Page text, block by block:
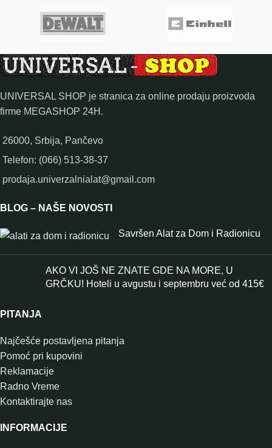
UNIVERSAL SHOP je stranica za online prodaju proizvoda
firme MEGASHOP 24H.
26000, Srbija, Pančevo
Telefon: (066) 513-38-37
prodaja.univerzalnialat@gmail.com
BLOG – NAŠE NOVOSTI
Savršen Alat za Dom i Radionicu
AKO VI JOŠ NE ZNATE GDE NA MORE, U
GRČKU! Hoteli u avgustu i septembru već od 415€
PITANJA
Najčešće postavljena pitanja
Pomoć pri kupovini
Reklamacije
Radno Vreme
Kontaktirajte nas
INFORMACIJE